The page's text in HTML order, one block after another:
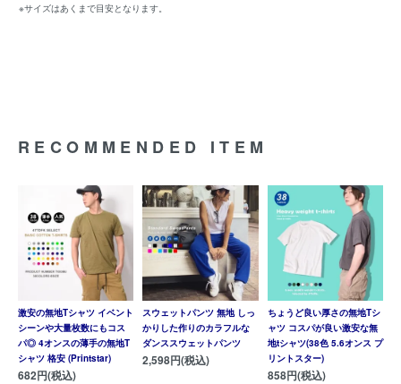
※サイズはあくまで目安となります。
RECOMMENDED ITEM
激安の無地Tシャツ イベント
シーンや大量枚数にもコス
パ◎ 4オンスの薄手の無地T
シャツ 格安 (Printstar)
682円(税込)
スウェットパンツ 無地 しっ
かりした作りのカラフルな
ダンススウェットパンツ
2,598円(税込)
ちょうど良い厚さの無地Tシ
ャツ コスパが良い激安な無
地tシャツ(38色 5.6オンス プ
リントスター)
858円(税込)